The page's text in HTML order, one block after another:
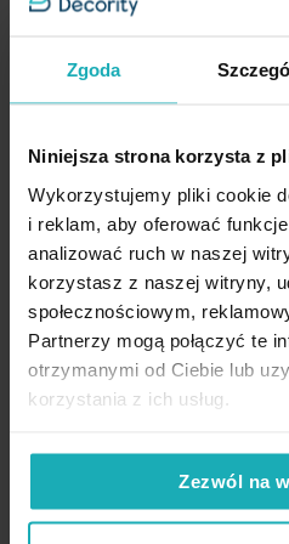
Zgoda
Niniejsza strona korzysta z
Wykorzystujemy pliki cookie
i reklam, aby oferować
analizować ruch w naszej
korzystasz z naszej witryny,
społecznościowym,
Partnerzy mogą połączyć te
otrzymanymi od Ciebie lub
korzystania z ich usług.
Zezwól na
Więcej
informacji
SKU
Wysokość
Rodzaj tkaniny
Wzór
Tkanina - raport
Obciążnik
Opis
Aby odmierzyć najlepiej
pamiętać, żewzór na tkaninie
więc zamówić wielokrotność 16 cm.
charakteryzuje się delikatnym
zazdrostce subtelny wygląd i
przepuszczanie światła, co dodaje
Konserwacja
Pranie delikatnie w
Celsjusza
Prasować w
przez płótno
High-contrast mode
Podobne